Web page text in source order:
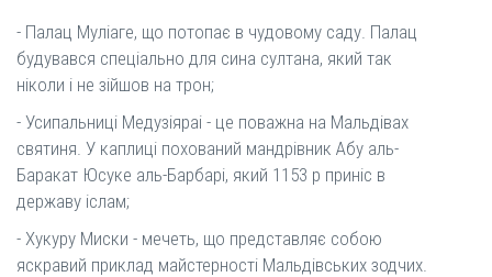
- Палац Муліаге, що потопає в чудовому саду. Палац
будувався спеціально для сина султана, який так
ніколи і не зійшов на трон;
- Усипальниці Медузіяраі - це поважна на Мальдівах
святиня. У каплиці похований мандрівник Абу аль-
Баракат Юсуке аль-Барбарі, який 1153 р приніс в
державу іслам;
- Хукуру Миски - мечеть, що представляє собою
яскравий приклад майстерності Мальдівських зодчих.